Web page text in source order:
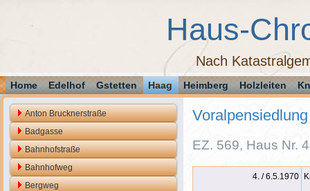
Haus-
Nach
Home Edelhof Gstetten Haag Heimberg Holzleiten
Anton Brucknerstraße
Badgasse
Bahnhofstraße
Bahnhofweg
Bergweg
EZ. 569, Haus Nr.
4. / 6.5.1970